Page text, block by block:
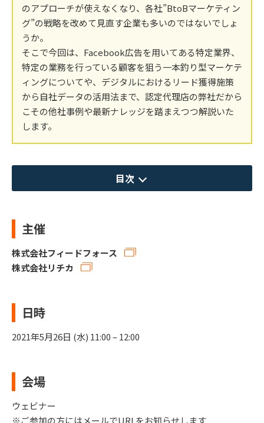
のアプローチが使えなくなり、各社”BtoBマーケティン
グ”の戦略を改めて見直す企業も多いのではないでしょ
うか。
そこで今回は、Facebook広告を用いてある特定業界、
特定の業務を行っている顧客を狙う一本釣り型マーケテ
ィングについてや、デジタルにおけるリード獲得施策
から自社データの活用法まで、認定代理店の弊社だから
こその他社事例や最新ナレッジを踏まえつつ解説いた
します。
目次
主催
株式会社フィードフォース
株式会社リチカ
日時
2021年5月26日 (水) 11:00 – 12:00
会場
ウェビナー
※ご参加の方にはメールでURLをお知らせします